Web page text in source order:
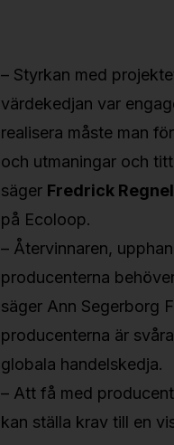
– Styrkan med
värdekedjan var
realisera måste man
och utmaningar och
säger Fredrick
på Ecoloop.
– Återvinnaren,
producenterna
säger Ann Segerborg
producenterna är
globala handelskedja.
– Att få med
kan ställa krav till en